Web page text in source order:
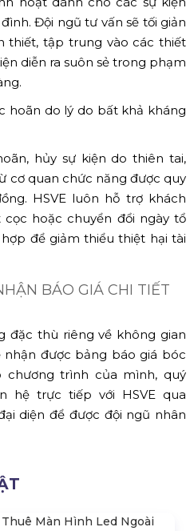
Đội ngũ tư vấn sẽ tối giản
thiết, tập trung vào các thiết
diễn ra suôn sẻ trong phạm
hoãn do lý do bất khả kháng
hủy sự kiện do thiên tai,
cơ quan chức năng được quy
HSVE luôn hỗ trợ khách
hoặc chuyển đổi ngày tổ
để giảm thiểu thiệt hại tài
BÁO GIÁ CHI TIẾT
đặc thù riêng về không gian
được bảng báo giá bóc
trình của mình, quý
hệ trực tiếp với HSVE qua
diện để được đội ngũ nhân
Màn Hình Led Ngoài